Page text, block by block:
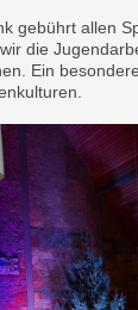
gebührt allen
die
Ein